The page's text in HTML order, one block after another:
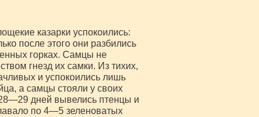
казарки успокоились:
после этого они разбились
горках. Самцы не
гнезд их самки. Из тихих,
и успокоились лишь
а самцы стояли у своих
дней вывелись птенцы и
по 4—5 зеленоватых